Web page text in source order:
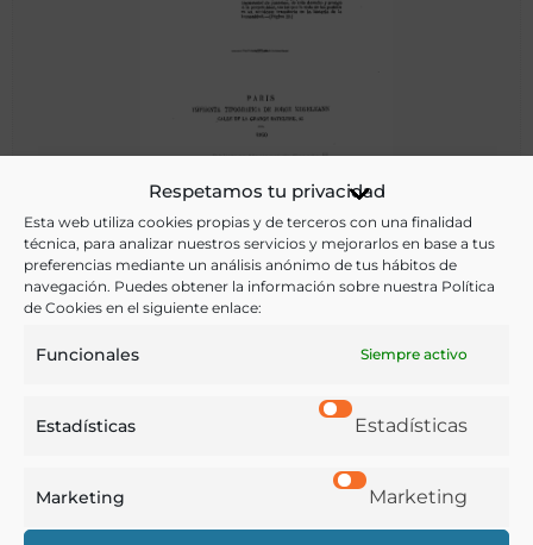
Respetamos tu privacidad
Esta web utiliza cookies propias y de terceros con una finalidad
técnica, para analizar nuestros servicios y mejorarlos en base a tus
preferencias mediante un análisis anónimo de tus hábitos de
navegación. Puedes obtener la información sobre nuestra Política
de Cookies en el siguiente enlace:
Funcionales Siempre activo
Estadísticas Estadísticas
Marketing Marketing
La cuestión del trabajo agrícola y de la población en la isla
de Pozos Dulces
Frías, Francisco de, Conde de Pozos-Dulces
París - 1860
Real Academia de Gastronomía